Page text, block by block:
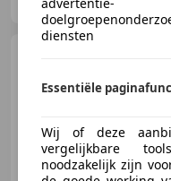
advertentie-
diensten
Essentiële
Wij of deze
vergelijkbare
noodzakelijk zijn